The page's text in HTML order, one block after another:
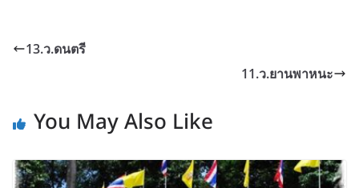
13.ว.ดนตรี
11.ว.ยานพาหนะ
You May Also Like